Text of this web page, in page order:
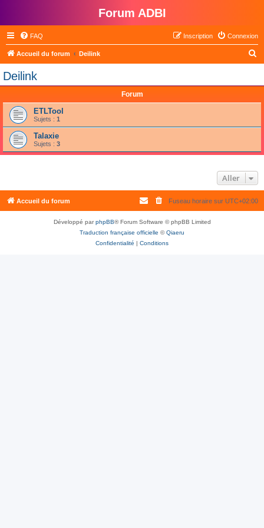
Forum ADBI
FAQ Connexion
Inscription
Accueil du forum Deilink
h
Deilink
Forum
ETLTool
Sujets : 1
Talaxie
Sujets : 3
Aller
Accueil du forum Fuseau horaire sur UTC+02:00
Développé parphpBB® Forum Software © phpBB Limited
Traduction française officielle ©Qiaeru
Confidentialité | Conditions